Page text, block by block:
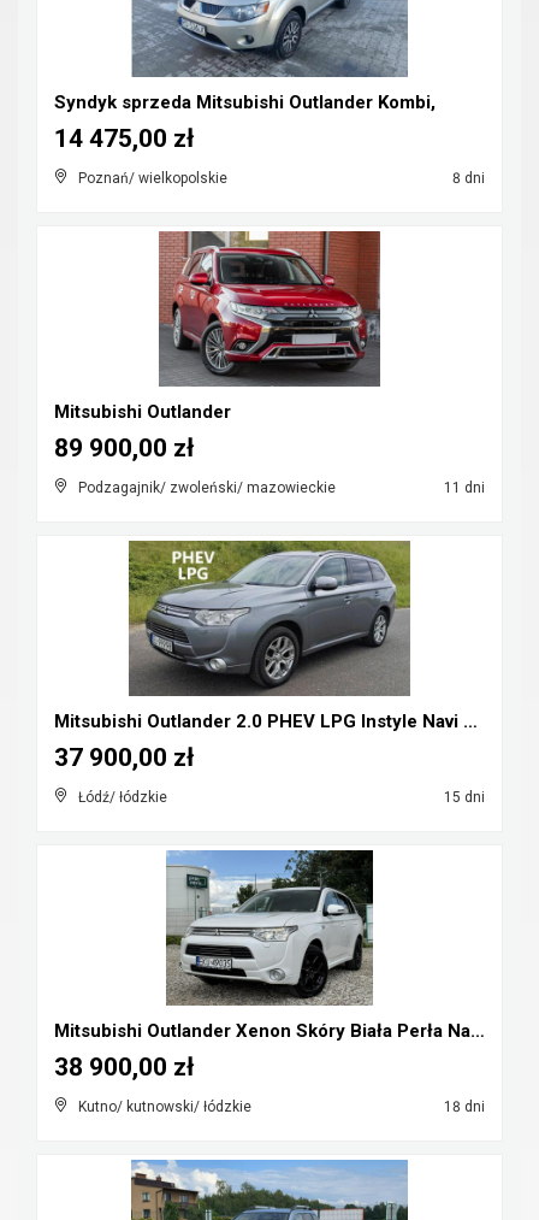
Syndyk sprzeda Mitsubishi Outlander Kombi,
Poznań/ wielkopolskie 8 dni
14 475,00 zł
Mitsubishi Outlander
Podzagajnik/ zwoleński/ mazowieckie 11 dni
89 900,00 zł
Mitsubishi Outlander 2.0 PHEV LPG Instyle Navi Plu...
Łódź/ łódzkie 15 dni
37 900,00 zł
Mitsubishi Outlander Xenon Skóry Biała Perła Navi ...
Kutno/ kutnowski/ łódzkie 18 dni
38 900,00 zł